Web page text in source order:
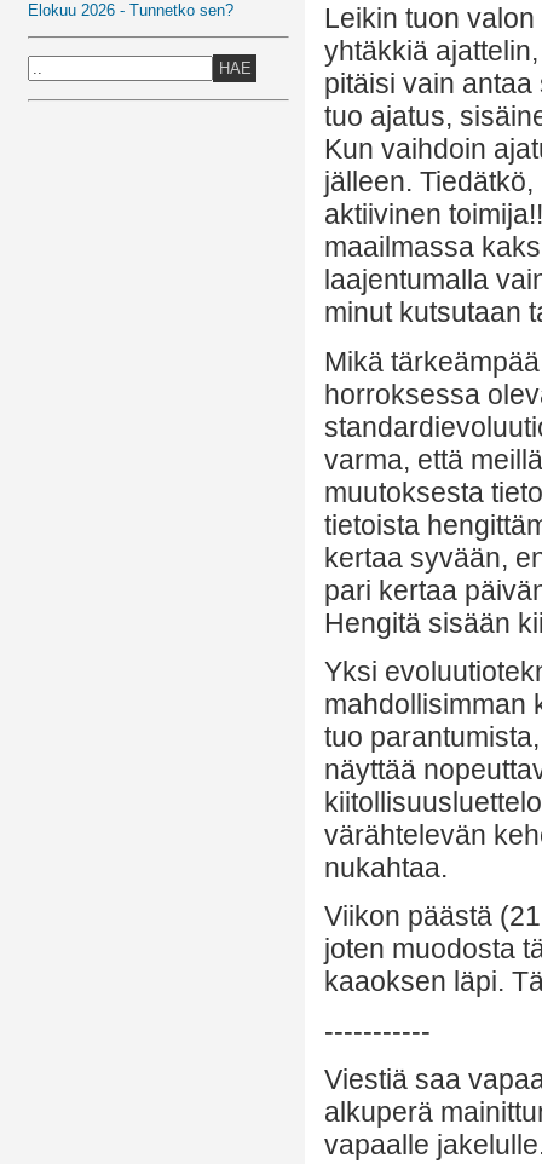
Elokuu 2026 - Tunnetko sen?
HAE
Leikin tuon
yhtäkkiä
pitäisi vain
tuo ajatus,
Kun vaihdoin
jälleen.
aktiivinen
maailmassa
laajentumalla
minut kutsutaan
Mikä
horroksessa
varma, että
muutoksesta
tietoista
kertaa syvään,
pari kertaa
Hengitä sisään
Yksi
mahdollisimman
tuo
näyttää
värähtelevän
nukahtaa.
Viikon päästä
joten muodosta
kaaoksen läpi.
-----------
Viestiä saa
alkuperä
vapaalle